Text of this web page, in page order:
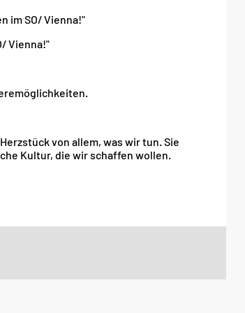
im SO/ Vienna!"
Vienna!"
von allem, was wir tun. Sie
Kultur, die wir schaffen wollen.